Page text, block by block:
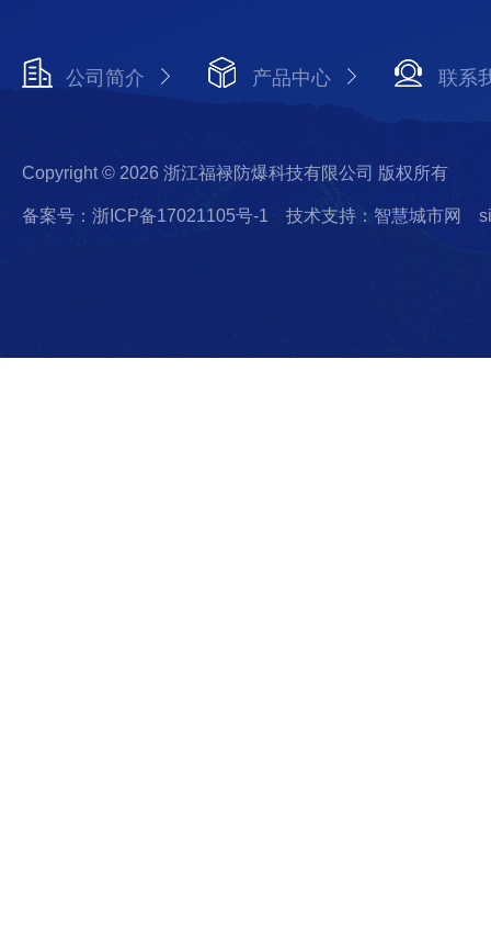
公司简介 产品中心 联系
Copyright © 2026 浙江福禄防爆科技有限公司 版权所有
备案号：浙ICP备17021105号-1 技术支持：智慧城市网